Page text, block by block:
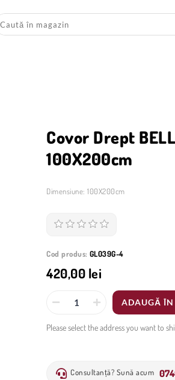
Covor Drept
100X200cm
Dimensiune: 100X200cm
Cod produs: GL039G-4
420,00 lei
ADAUGĂ ÎN
Please select the address you want to
Consultanță? Sună acum